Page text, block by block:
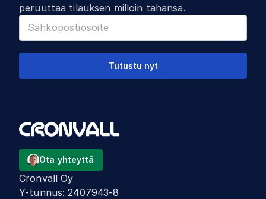
peruuttaa tilauksen milloin tahansa.
Tutustu nyt
Ota yhteyttä
Cronvall Oy
Y-tunnus:2407943-8